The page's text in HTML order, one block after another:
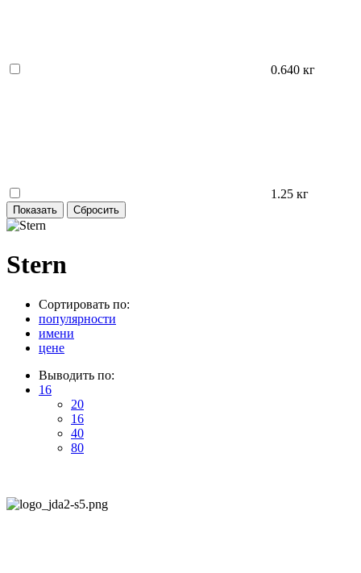
0.640 кг
1.25 кг
Stern
Сортировать по:
популярности
имени
цене
Выводить по:
16
20
16
40
80